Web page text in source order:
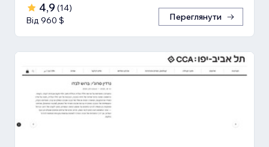
4,9 (14)
Від 960 $
Переглянути